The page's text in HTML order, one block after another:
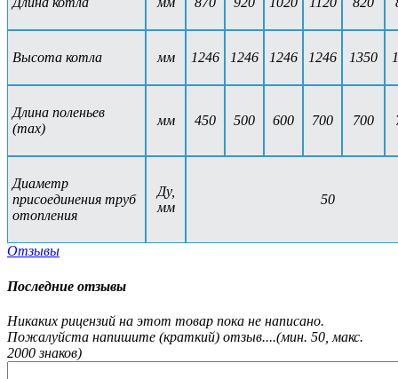
Высота котла мм 1246 1246 1246 1246 1350
Длина поленьев
(max)
мм 450 500 600 700 700
Диаметр
присоединения труб
отопления
Ду,
мм
50
Отзывы
Последние отзывы
Никаких рицензий на этот товар пока не написано.
Пожалуйста напишите (краткий) отзыв....(мин. 50, макс.
2000 знаков)